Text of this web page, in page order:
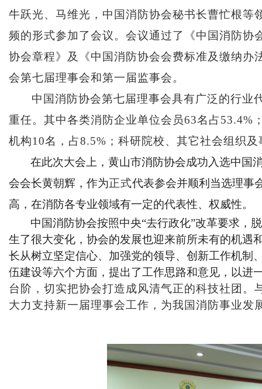
牛跃光、马维光，中国消防协会秘书长曹忙根等
频的形式参加了会议。会议通过了《中国消防协
协会章程》及《中国消防协会会费标准及缴纳办
会第七届理事会和第一届监事会。
中国消防协会第七届理事会具有广泛的行业
重任。其中各类消防企业单位会员63名占53.4%
机构10名，占8.5%；科研院校、其它社会组织
在此次大会上，黄山市消防协会成功 入选中国
会会长黄朝辉， 作为正式代表参会并顺利 当选理事
高，在消防各专业领域有一定的代表性、权威性。
中国消防协会按照中央“去行政化”改革要求，
生了很大变化，协会的发展也迎来前所未有的机遇
长从树立坚定信心、加强党的领导、创新工作机制
伍建设等六个方面，提出了工作思路和意见，以进
台阶 ， 切实把协会打造成风清气正的科技社团。
大力支持新一届理事会工作，为我国消防事业发